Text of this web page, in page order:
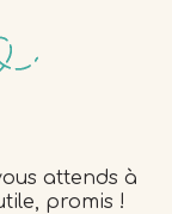
attends à
promis !